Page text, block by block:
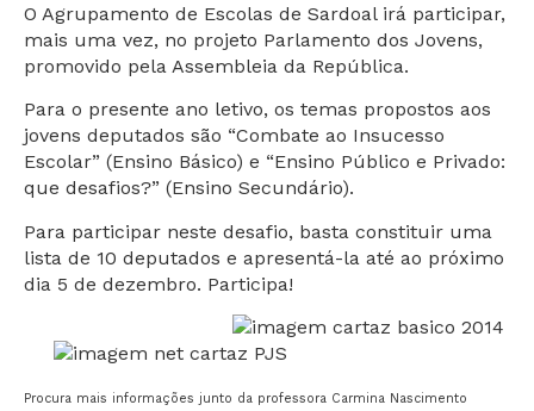
O Agrupamento de Escolas de Sardoal irá participar,
mais uma vez, no projeto Parlamento dos Jovens,
promovido pela Assembleia da República.
Para o presente ano letivo, os temas propostos aos
jovens deputados são “Combate ao Insucesso
Escolar” (Ensino Básico) e “Ensino Público e Privado:
que desafios?” (Ensino Secundário).
Para participar neste desafio, basta constituir uma
lista de 10 deputados e apresentá-la até ao próximo
dia 5 de dezembro. Participa!
Procura mais informações junto da professora Carmina Nascimento